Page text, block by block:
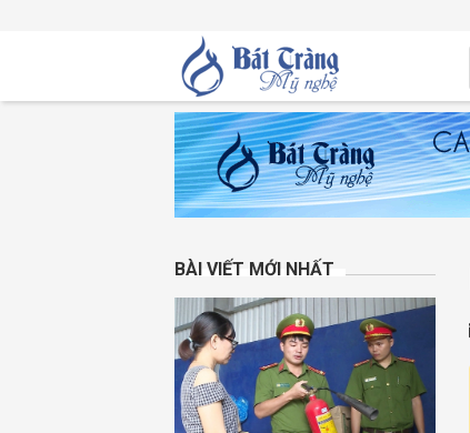
BÀI VIẾT MỚI NHẤT